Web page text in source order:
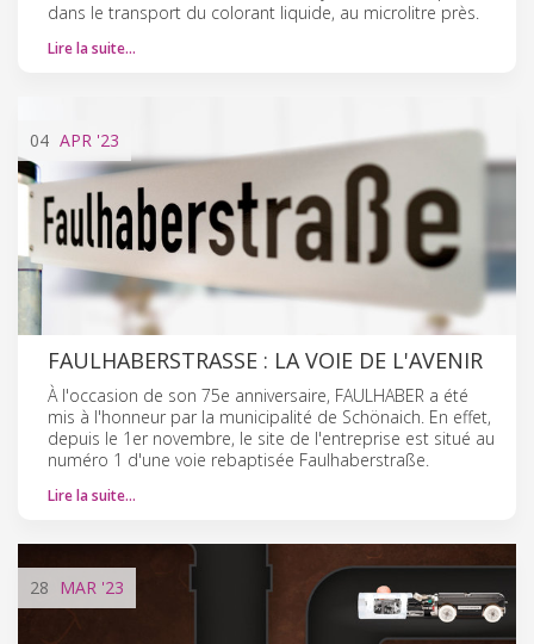
dans le transport du colorant liquide, au microlitre près.
Lire la suite…
04 APR '23
FAULHABERSTRASSE : LA VOIE DE L'AVENIR
À l'occasion de son 75e anniversaire, FAULHABER a été
mis à l'honneur par la municipalité de Schönaich. En effet,
depuis le 1er novembre, le site de l'entreprise est situé au
numéro 1 d'une voie rebaptisée Faulhaberstraße.
Lire la suite…
28 MAR '23